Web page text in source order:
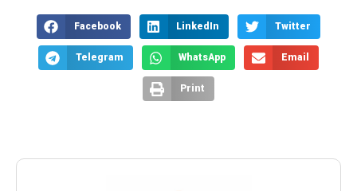
Facebook LinkedIn Twitter
Telegram WhatsApp Email
Print